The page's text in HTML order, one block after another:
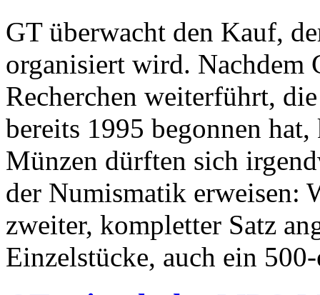
GT überwacht den Kauf,
organisiert wird. Nachdem
Recherchen weiterführt,
bereits 1995 begonnen
Münzen dürften sich
der Numismatik erweisen:
zweiter, kompletter Satz
Einzelstücke, auch ein